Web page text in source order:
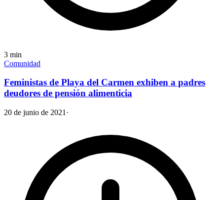
3 min
Comunidad
Feministas de Playa del Carmen exhiben a padres
deudores de pensión alimenticia
20 de junio de 2021 ·